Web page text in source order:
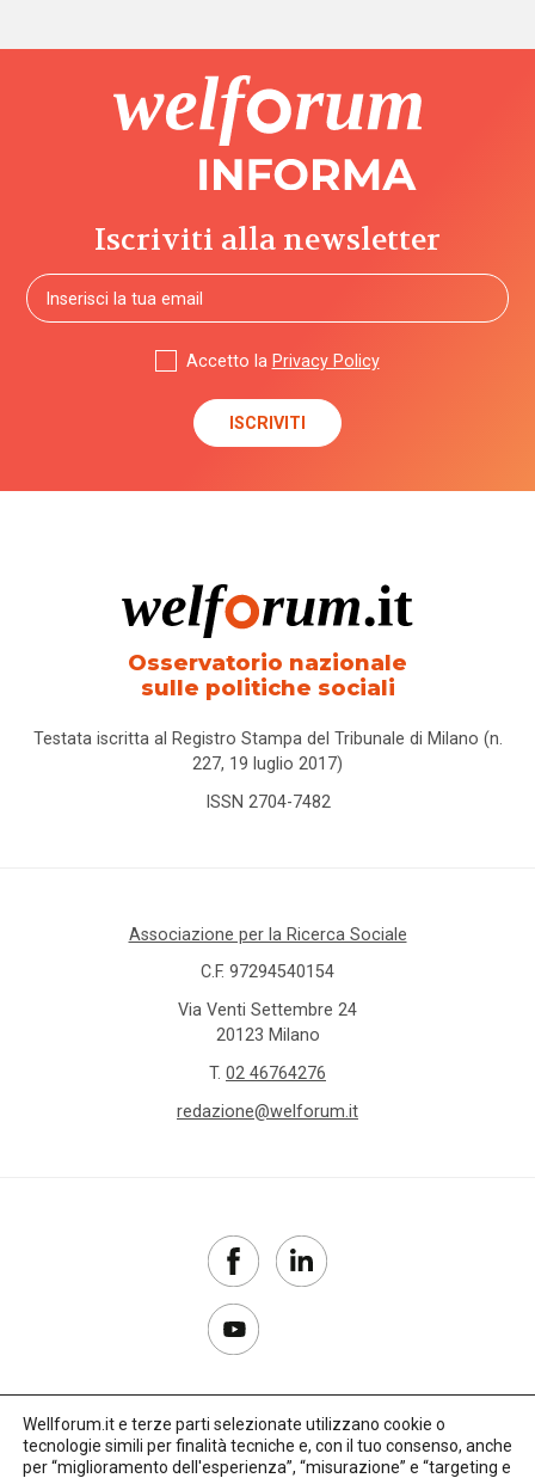
Iscriviti alla newsletter
Accetto la Privacy Policy
Osservatorio nazionale
sulle politiche sociali
Testata iscritta al Registro Stampa del Tribunale di Milano (n.
227, 19 luglio 2017)
ISSN 2704-7482
Associazione per la Ricerca Sociale
C.F. 97294540154
Via Venti Settembre 24
20123 Milano
T. 02 46764276
redazione@welforum.it
Copyright 2017–2026
Wellforum.it e terze parti selezionate utilizzano cookie o
tecnologie simili per finalità tecniche e, con il tuo consenso, anche
per “miglioramento dell'esperienza”, “misurazione” e “targeting e